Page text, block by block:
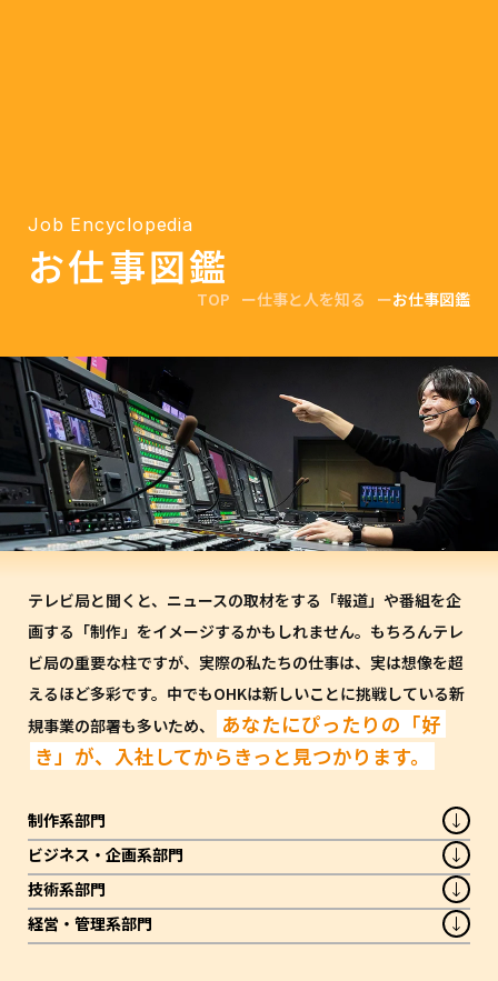
Job Encyclopedia
お仕事図鑑
TOP 仕事と人を知る お仕事図鑑
テレビ局と聞くと、ニュースの取材をする「報道」や番組を企
画する「制作」をイメージするかもしれません。もちろんテレ
ビ局の重要な柱ですが、実際の私たちの仕事は、実は想像を超
えるほど多彩です。中でもOHKは新しいことに挑戦している新
規事業の部署も多いため、
あなたにぴったりの「好
き」が、入社してからきっと見つかります。
制作系部門
ビジネス・企画系部門
技術系部門
経営・管理系部門